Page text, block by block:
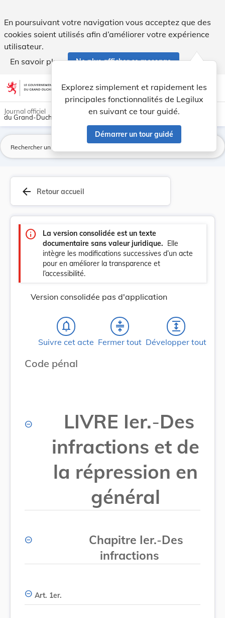
En poursuivant votre navigation vous acceptez que des
cookies soient utilisés afin d’améliorer votre expérience
utilisateur.
En savoir plus
Ne plus afficher ce message
Aller au contenu account_circle help Aide
Explorez simplement et rapidement les
principales fonctionnalités de Legilux
en suivant ce tour guidé.
Démarrer un tour guidé
light_mode dark_mode
Journal officiel
du Grand-Duché de Luxembourg
arrow_back Retour accueil
info
La version consolidée est un texte
documentaire sans valeur juridique. Elle
intègre les modifications successives d’un acte
pour en améliorer la transparence et
l’accessibilité.
Version consolidée pas d'application
notifications_none
Suivre cet acte
compress
Fermer tout
expand
Développer tout
Code pénal
LIVRE Ier.-Des
infractions et de
la répression en
général
Chapitre Ier.-Des
infractions
Art. 1er.